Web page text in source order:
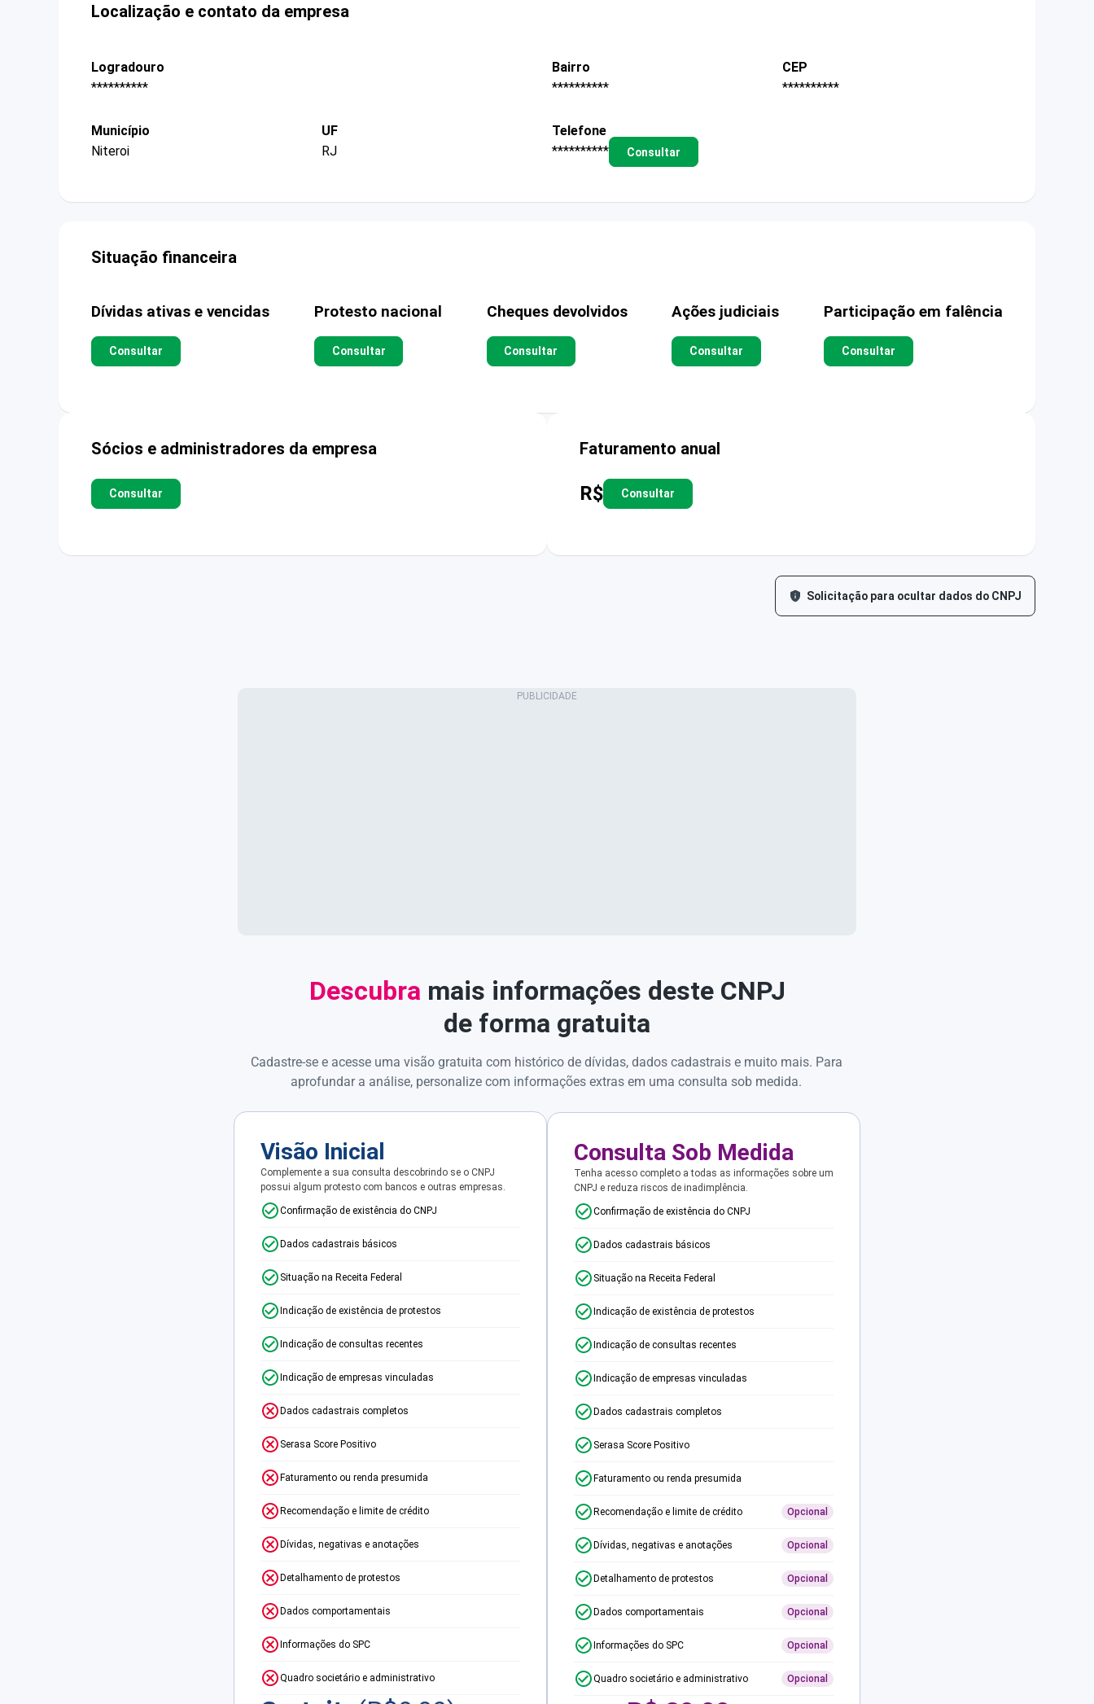
Localização e contato da empresa
Logradouro
**********
Bairro
**********
CEP
**********
Município
Niteroi
UF
RJ
Telefone
**********
Consultar
Situação financeira
Dívidas ativas e vencidas
Consultar
Protesto nacional
Consultar
Cheques devolvidos
Consultar
Ações judiciais
Consultar
Participação em falência
Consultar
Sócios e administradores da empresa
Consultar
Faturamento anual
R$ Consultar
Solicitação para ocultar dados do CNPJ
Descubra mais informações deste CNPJ
de forma gratuita
Cadastre-se e acesse uma visão gratuita com histórico de dívidas, dados cadastrais e muito mais. Para
aprofundar a análise, personalize com informações extras em uma consulta sob medida.
Visão Inicial
Complemente a sua consulta descobrindo se o CNPJ
possui algum protesto com bancos e outras empresas.
Confirmação de existência do CNPJ
Dados cadastrais básicos
Situação na Receita Federal
Indicação de existência de protestos
Indicação de consultas recentes
Indicação de empresas vinculadas
Dados cadastrais completos
Serasa Score Positivo
Faturamento ou renda presumida
Recomendação e limite de crédito
Dívidas, negativas e anotações
Detalhamento de protestos
Dados comportamentais
Informações do SPC
Quadro societário e administrativo
Consulta Sob Medida
Tenha acesso completo a todas as informações sobre um
CNPJ e reduza riscos de inadimplência.
Confirmação de existência do CNPJ
Dados cadastrais básicos
Situação na Receita Federal
Indicação de existência de protestos
Indicação de consultas recentes
Indicação de empresas vinculadas
Dados cadastrais completos
Serasa Score Positivo
Faturamento ou renda presumida
Recomendação e limite de crédito Opcional
Dívidas, negativas e anotações Opcional
Detalhamento de protestos Opcional
Dados comportamentais Opcional
Informações do SPC Opcional
Quadro societário e administrativo Opcional